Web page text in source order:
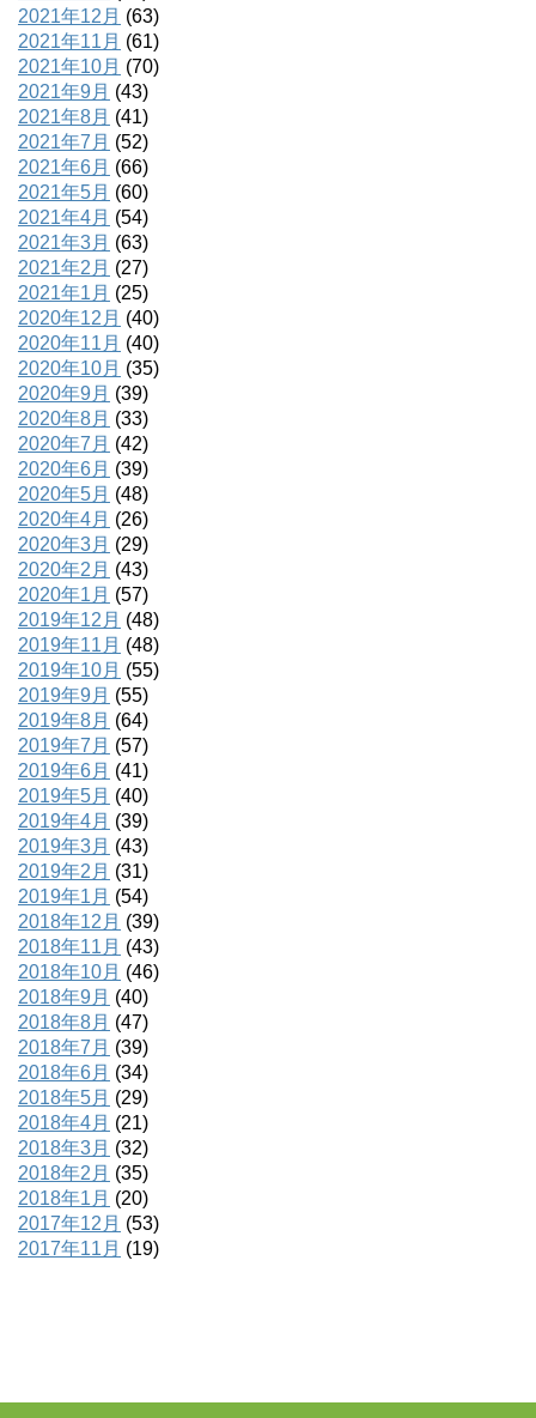
2021年12月 (63)
2021年11月 (61)
2021年10月 (70)
2021年9月 (43)
2021年8月 (41)
2021年7月 (52)
2021年6月 (66)
2021年5月 (60)
2021年4月 (54)
2021年3月 (63)
2021年2月 (27)
2021年1月 (25)
2020年12月 (40)
2020年11月 (40)
2020年10月 (35)
2020年9月 (39)
2020年8月 (33)
2020年7月 (42)
2020年6月 (39)
2020年5月 (48)
2020年4月 (26)
2020年3月 (29)
2020年2月 (43)
2020年1月 (57)
2019年12月 (48)
2019年11月 (48)
2019年10月 (55)
2019年9月 (55)
2019年8月 (64)
2019年7月 (57)
2019年6月 (41)
2019年5月 (40)
2019年4月 (39)
2019年3月 (43)
2019年2月 (31)
2019年1月 (54)
2018年12月 (39)
2018年11月 (43)
2018年10月 (46)
2018年9月 (40)
2018年8月 (47)
2018年7月 (39)
2018年6月 (34)
2018年5月 (29)
2018年4月 (21)
2018年3月 (32)
2018年2月 (35)
2018年1月 (20)
2017年12月 (53)
2017年11月 (19)